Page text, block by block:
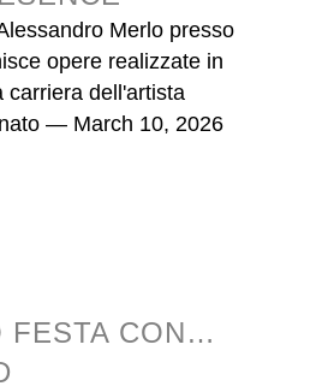
Merlo presso
opere realizzate in
carriera dell'artista
— March 10, 2026
FESTA CON…